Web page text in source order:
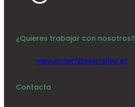
¿Quieres trabajar con nosotros?
www.ecoembesempleo.es
Contacta